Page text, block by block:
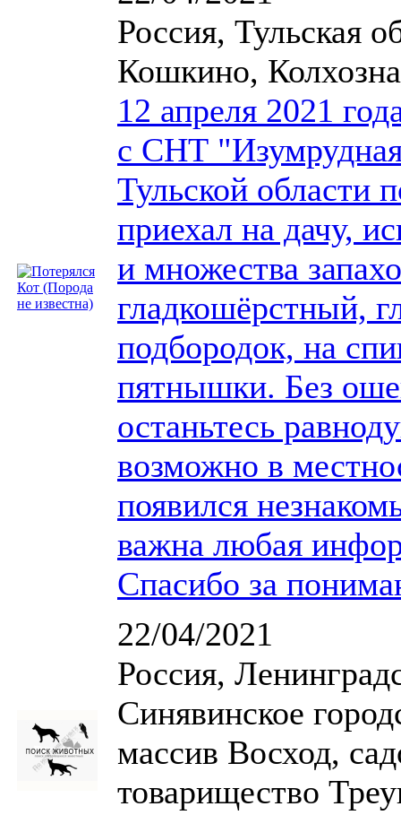
Россия, Тульская
Кошкино,
12 апреля 2021
с СНТ
Тульской области
приехал на дачу,
и множества
гладкошёрстный,
подбородок, на
пятнышки. Без
останьтесь
возможно в
появился
важна любая
Спасибо за
22/04/2021
Россия,
Синявинское
массив Восход,
товарищество